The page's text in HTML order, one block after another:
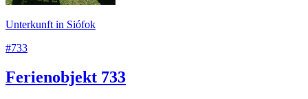
Unterkunft in Siófok
#733
Ferienobjekt 733